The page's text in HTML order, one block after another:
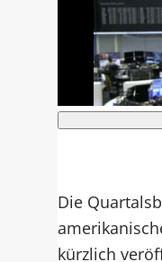
Die
kürzlich